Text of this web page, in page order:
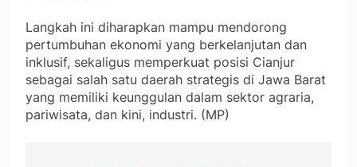
Langkah ini diharapkan mampu mendorong
pertumbuhan ekonomi yang berkelanjutan dan
inklusif, sekaligus memperkuat posisi Cianjur
sebagai salah satu daerah strategis di Jawa Barat
yang memiliki keunggulan dalam sektor agraria,
pariwisata, dan kini, industri. (MP)